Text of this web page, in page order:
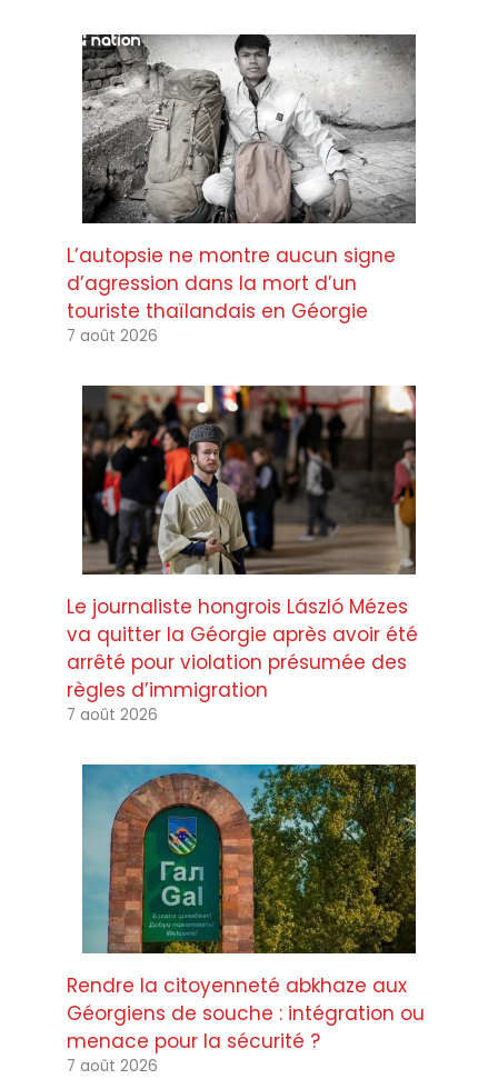
L’autopsie ne montre aucun signe
d’agression dans la mort d’un
touriste thaïlandais en Géorgie
7 août 2026
Le journaliste hongrois László Mézes
va quitter la Géorgie après avoir été
arrêté pour violation présumée des
règles d’immigration
7 août 2026
Rendre la citoyenneté abkhaze aux
Géorgiens de souche : intégration ou
menace pour la sécurité ?
7 août 2026